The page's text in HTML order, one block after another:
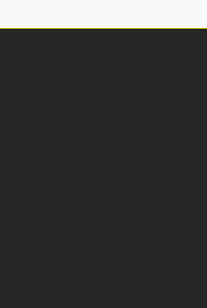
фторопласт
создан
лаборатории
пробки. Его состав
низкий коэффициент
во всём